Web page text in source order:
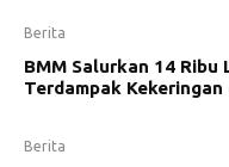
Berita
BMM Salurkan 14
Terdampak
Berita